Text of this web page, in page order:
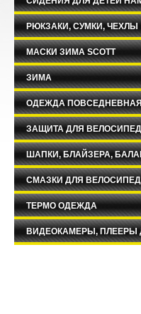
РЮКЗАКИ, СУМКИ, ЧЕХЛЫ
МАСКИ ЗИМА SCOTT
ЗИМА
ОДЕЖДА ПОВСЕДНЕВНАЯ
ЗАЩИТА ДЛЯ
ШАПКИ, БЛАЙЗЕРА,
СМАЗКИ ДЛЯ
ТЕРМО ОДЕЖДА
ВИДЕОКАМЕРЫ, ПЛЕЕРЫ